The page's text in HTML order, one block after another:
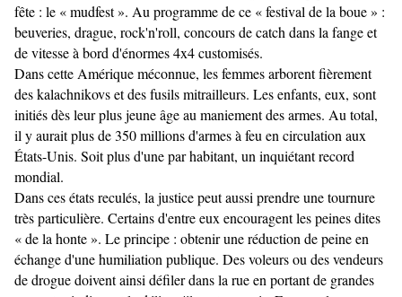
fête : le « mudfest ». Au programme de ce « festival de la boue » :
beuveries, drague, rock'n'roll, concours de catch dans la fange et
de vitesse à bord d'énormes 4x4 customisés.
Dans cette Amérique méconnue, les femmes arborent fièrement
des kalachnikovs et des fusils mitrailleurs. Les enfants, eux, sont
initiés dès leur plus jeune âge au maniement des armes. Au total,
il y aurait plus de 350 millions d'armes à feu en circulation aux
États-Unis. Soit plus d'une par habitant, un inquiétant record
mondial.
Dans ces états reculés, la justice peut aussi prendre une tournure
très particulière. Certains d'entre eux encouragent les peines dites
« de la honte ». Le principe : obtenir une réduction de peine en
échange d'une humiliation publique. Des voleurs ou des vendeurs
de drogue doivent ainsi défiler dans la rue en portant de grandes